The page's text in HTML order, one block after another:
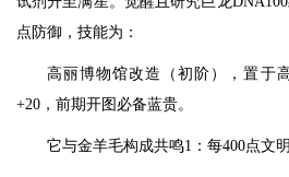
点防御，技能为：
高丽博物馆改造（初阶），置于
+20，前期开图必备蓝贵。
它与金羊毛构成共鸣1：每400点文